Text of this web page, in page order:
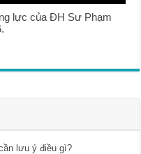
lực của ĐH Sư Phạm
lưu ý điều gì?